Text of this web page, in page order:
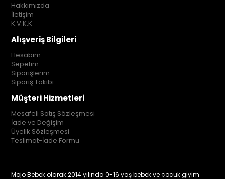
Hakkımızda
İletişim
K.V.K.K
Alışveriş Bilgileri
Hesabım
Sepetim
Siparişlerim
Sipariş Takibi
Müşteri Hizmetleri
Mesafeli Satış Sözleşmesi
İade ve Değişim
Üyelik Sözleşmesi
Teslimat-İade Formu
Mojo Bebek olarak 2014 yılında 0-16 yaş bebek ve çocuk giyim